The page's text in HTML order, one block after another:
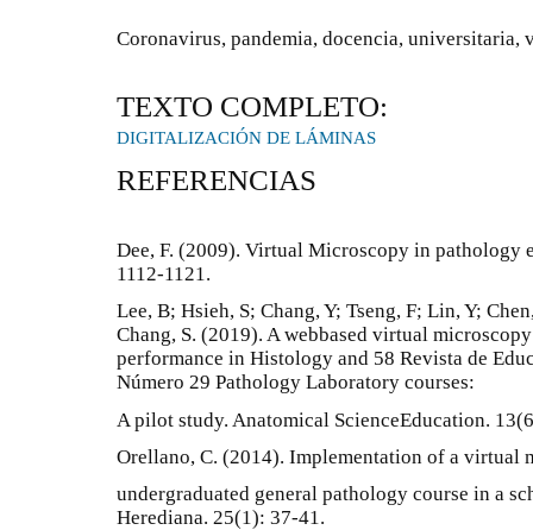
Coronavirus, pandemia, docencia, universitaria,
TEXTO COMPLETO:
DIGITALIZACIÓN DE LÁMINAS
REFERENCIAS
Dee, F. (2009). Virtual Microscopy in pathology
1112-1121.
Lee, B; Hsieh, S; Chang, Y; Tseng, F; Lin, Y;
Chang, S. (2019). A webbased virtual
performance in Histology and 58 Revista de
Número 29 Pathology Laboratory courses:
A pilot study. Anatomical ScienceEducation.
Orellano, C. (2014). Implementation of a virtual
undergraduated general pathology course in a
Herediana. 25(1): 37-41.